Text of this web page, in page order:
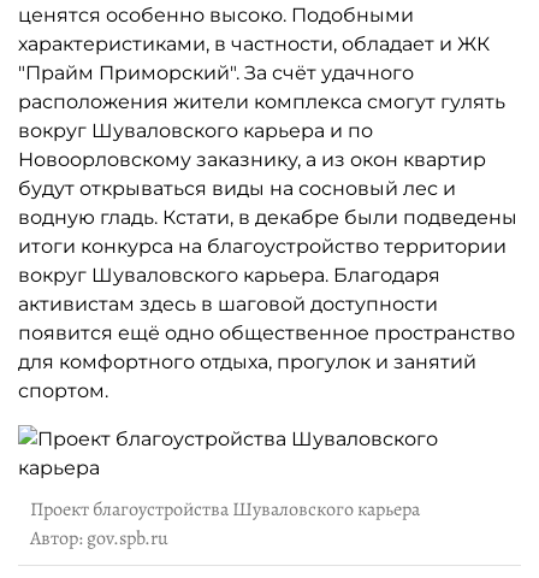
ценятся особенно высоко. Подобными
характеристиками, в частности, обладает и ЖК
"Прайм Приморский". За счёт удачного
расположения жители комплекса смогут гулять
вокруг Шуваловского карьера и по
Новоорловскому заказнику, а из окон квартир
будут открываться виды на сосновый лес и
водную гладь. Кстати, в декабре были подведены
итоги конкурса на благоустройство территории
вокруг Шуваловского карьера. Благодаря
активистам здесь в шаговой доступности
появится ещё одно общественное пространство
для комфортного отдыха, прогулок и занятий
спортом.
Проект благоустройства Шуваловского карьера
Автор: gov.spb.ru